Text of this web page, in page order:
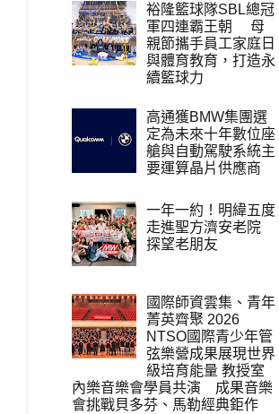
裕隆籃球隊SBL總冠
軍四連霸王朝 母
親節攜手員工家庭日
與體育教育，打造永
續籃球力
高通獲BMW集團選
定為未來十年數位座
艙與自動駕駛系統主
要運算晶片供應商
一年一約！明緯五度
走進聖方濟安老院
探望老朋友
國際師資雲集、青年
菁英齊聚 2026
NTSO國際青少年管
弦樂營成果展現世界
級培育能量 教授室
內樂音樂會學員共演 成果音樂
會挑戰貝多芬、馬勒經典鉅作